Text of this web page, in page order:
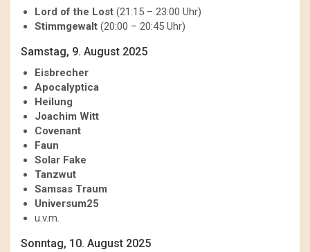
Lord of the Lost (21:15 – 23:00 Uhr)
Stimmgewalt (20:00 – 20:45 Uhr)
Samstag, 9. August 2025
Eisbrecher
Apocalyptica
Heilung
Joachim Witt
Covenant
Faun
Solar Fake
Tanzwut
Samsas Traum
Universum25
u.v.m.
Sonntag, 10. August 2025